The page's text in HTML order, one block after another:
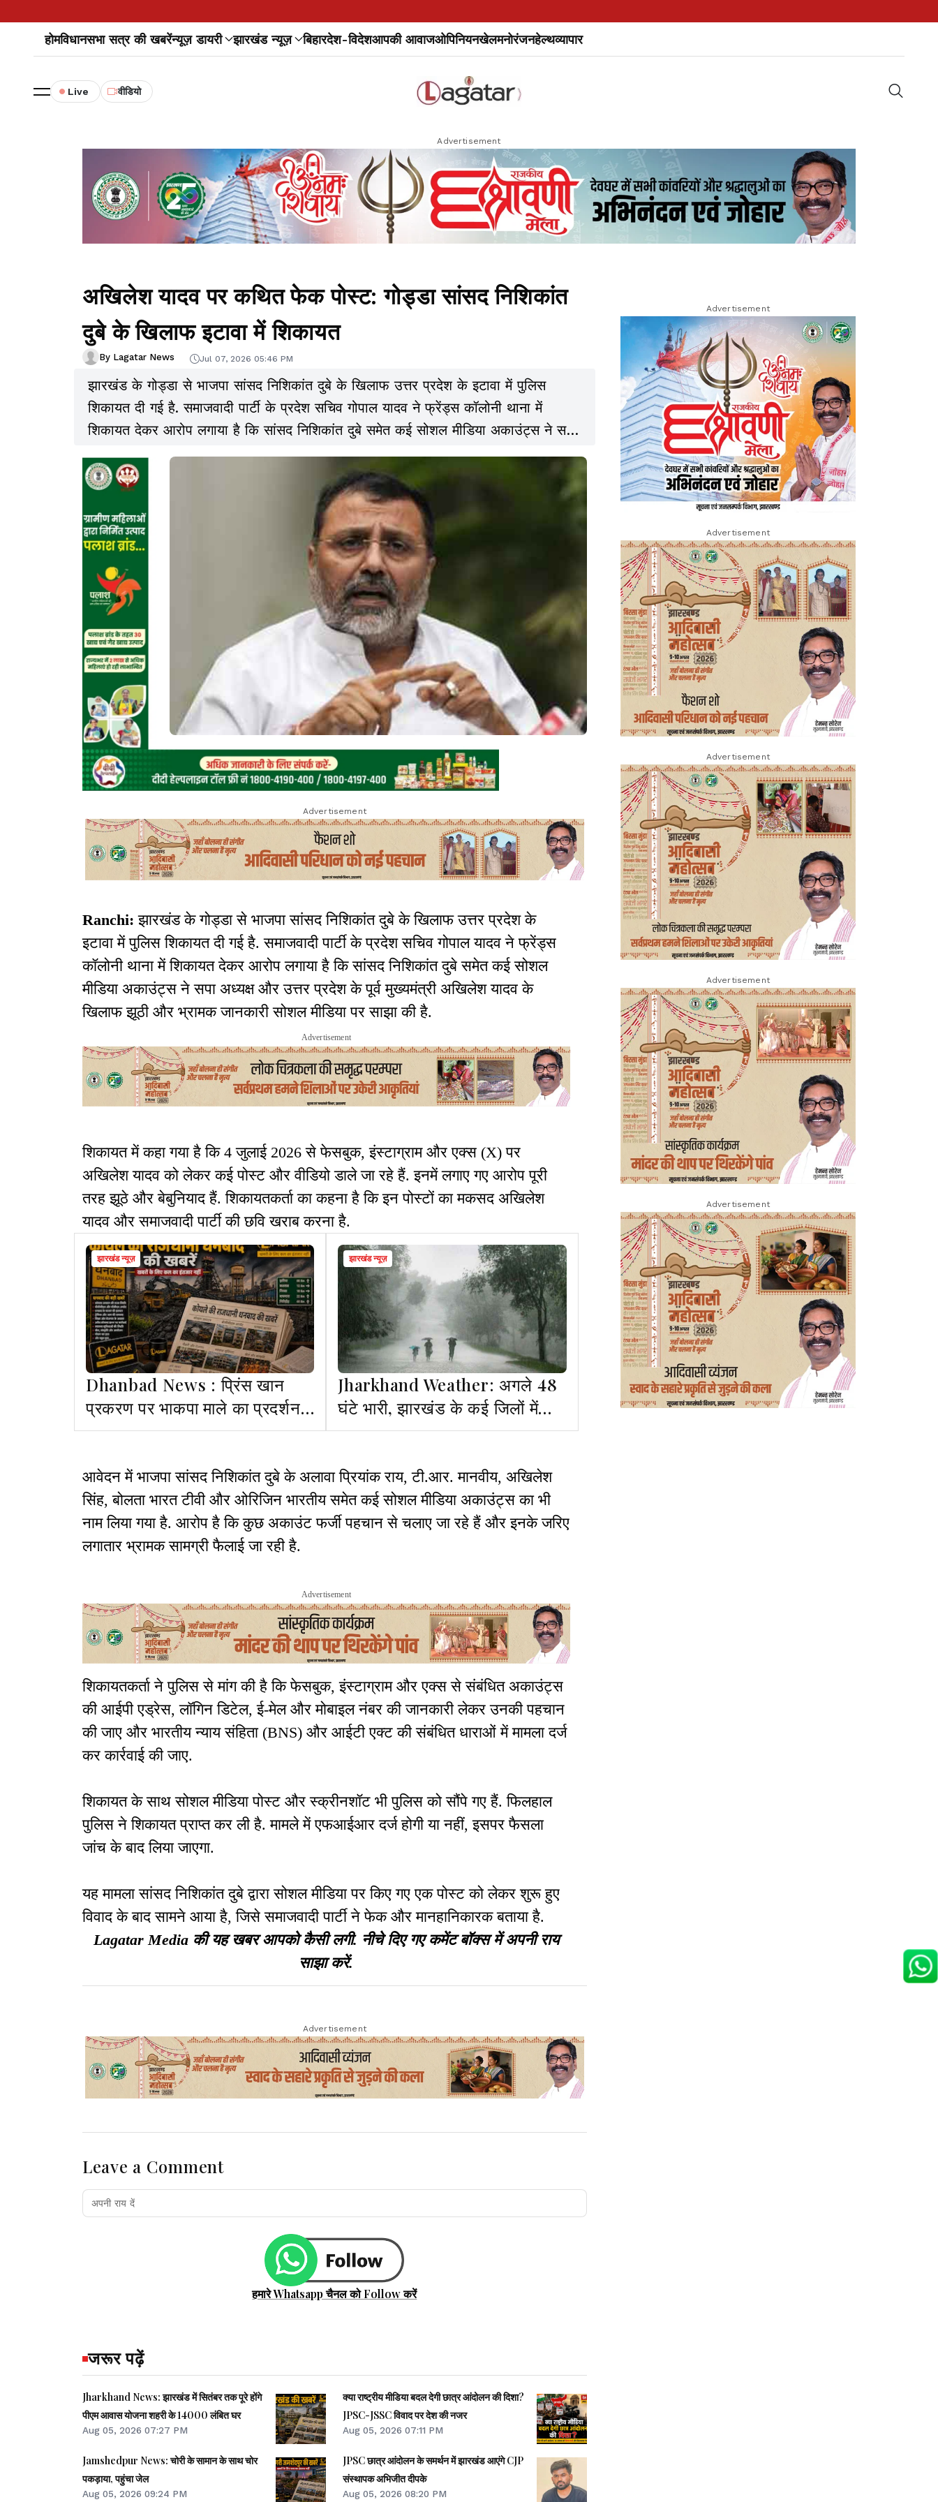
होमविधानसभा सत्र की खबरेंन्यूज़ डायरी झारखंड न्यूज़ बिहारदेश-विदेशआपकी आवाजओपिनियनखेलमनोरंजनहेल्थव्यापार
Live वीडियो
Advertisement
अखिलेश यादव पर कथित फेक पोस्ट: गोड्डा सांसद निशिकांत
दुबे के खिलाफ इटावा में शिकायत
By Lagatar News Jul 07, 2026 05:46 PM
झारखंड के गोड्डा से भाजपा सांसद निशिकांत दुबे के खिलाफ उत्तर प्रदेश के इटावा में पुलिस
शिकायत दी गई है. समाजवादी पार्टी के प्रदेश सचिव गोपाल यादव ने फ्रेंड्स कॉलोनी थाना में
शिकायत देकर आरोप लगाया है कि सांसद निशिकांत दुबे समेत कई सोशल मीडिया अकाउंट्स ने सपा
अध्यक्ष और उत्तर प्रदेश के पूर्व मुख्यमंत्री अखिलेश यादव के खिलाफ झूठी और भ्रामक जानकारी
सोशल मीडिया पर साझा की है.
Advertisement
Ranchi: झारखंड के गोड्डा से भाजपा सांसद निशिकांत दुबे के खिलाफ उत्तर प्रदेश के
इटावा में पुलिस शिकायत दी गई है. समाजवादी पार्टी के प्रदेश सचिव गोपाल यादव ने फ्रेंड्स
कॉलोनी थाना में शिकायत देकर आरोप लगाया है कि सांसद निशिकांत दुबे समेत कई सोशल
मीडिया अकाउंट्स ने सपा अध्यक्ष और उत्तर प्रदेश के पूर्व मुख्यमंत्री अखिलेश यादव के
खिलाफ झूठी और भ्रामक जानकारी सोशल मीडिया पर साझा की है.
Advertisement
शिकायत में कहा गया है कि 4 जुलाई 2026 से फेसबुक, इंस्टाग्राम और एक्स (X) पर
अखिलेश यादव को लेकर कई पोस्ट और वीडियो डाले जा रहे हैं. इनमें लगाए गए आरोप पूरी
तरह झूठे और बेबुनियाद हैं. शिकायतकर्ता का कहना है कि इन पोस्टों का मकसद अखिलेश
यादव और समाजवादी पार्टी की छवि खराब करना है.
झारखंड न्यूज़
Dhanbad News : प्रिंस खान
प्रकरण पर भाकपा माले का प्रदर्शन,
ढुल्लू महतो से जुड़े आरोपों की न्यायिक
झारखंड न्यूज़
Jharkhand Weather: अगले 48
घंटे भारी, झारखंड के कई जिलों में
भारी बारिश व तेज हवा की चेतावनी
आवेदन में भाजपा सांसद निशिकांत दुबे के अलावा प्रियांक राय, टी.आर. मानवीय, अखिलेश
सिंह, बोलता भारत टीवी और ओरिजिन भारतीय समेत कई सोशल मीडिया अकाउंट्स का भी
नाम लिया गया है. आरोप है कि कुछ अकाउंट फर्जी पहचान से चलाए जा रहे हैं और इनके जरिए
लगातार भ्रामक सामग्री फैलाई जा रही है.
Advertisement
शिकायतकर्ता ने पुलिस से मांग की है कि फेसबुक, इंस्टाग्राम और एक्स से संबंधित अकाउंट्स
की आईपी एड्रेस, लॉगिन डिटेल, ई-मेल और मोबाइल नंबर की जानकारी लेकर उनकी पहचान
की जाए और भारतीय न्याय संहिता (BNS) और आईटी एक्ट की संबंधित धाराओं में मामला दर्ज
कर कार्रवाई की जाए.
शिकायत के साथ सोशल मीडिया पोस्ट और स्क्रीनशॉट भी पुलिस को सौंपे गए हैं. फिलहाल
पुलिस ने शिकायत प्राप्त कर ली है. मामले में एफआईआर दर्ज होगी या नहीं, इसपर फैसला
जांच के बाद लिया जाएगा.
यह मामला सांसद निशिकांत दुबे द्वारा सोशल मीडिया पर किए गए एक पोस्ट को लेकर शुरू हुए
विवाद के बाद सामने आया है, जिसे समाजवादी पार्टी ने फेक और मानहानिकारक बताया है.
Lagatar Media की यह खबर आपको कैसी लगी. नीचे दिए गए कमेंट बॉक्स में अपनी राय
साझा करें.
Advertisement
Leave a Comment
हमारे Whatsapp चैनल को Follow करें
जरूर पढ़ें
Jharkhand News: झारखंड में सितंबर तक पूरे होंगे
पीएम आवास योजना शहरी के 14000 लंबित घर
Aug 05, 2026 07:27 PM
Jamshedpur News: चोरी के सामान के साथ चोर
पकड़ाया, पहुंचा जेल
Aug 05, 2026 09:24 PM
क्या राष्ट्रीय मीडिया बदल देगी छात्र आंदोलन की दिशा?
JPSC-JSSC विवाद पर देश की नजर
Aug 05, 2026 07:11 PM
JPSC छात्र आंदोलन के समर्थन में झारखंड आएंगे CJP
संस्थापक अभिजीत दीपके
Aug 05, 2026 08:20 PM
Advertisement
Advertisement
Advertisement
Advertisement
Advertisement